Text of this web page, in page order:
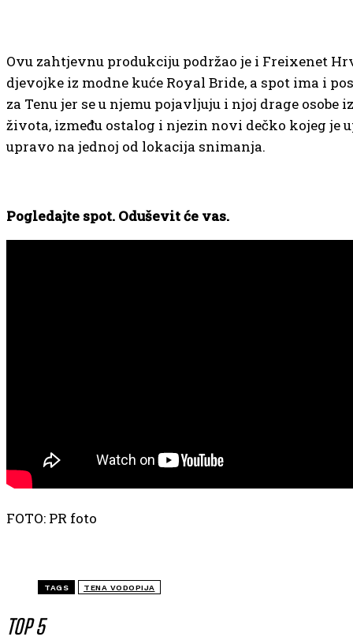
Ovu zahtjevnu produkciju podržao je i Freixenet
djevojke iz modne kuće Royal Bride, a spot ima i
za Tenu jer se u njemu pojavljuju i njoj drage osobe
života, između ostalog i njezin novi dečko kojeg je
upravo na jednoj od lokacija snimanja.
Pogledajte spot. Oduševit će vas.
FOTO: PR foto
TAGS TENA VODOPIJA
TOP 5